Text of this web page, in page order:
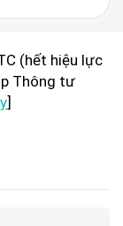
(hết hiệu lực
Thông tư
]